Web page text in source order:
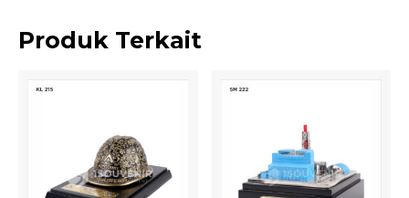
Produk Terkait